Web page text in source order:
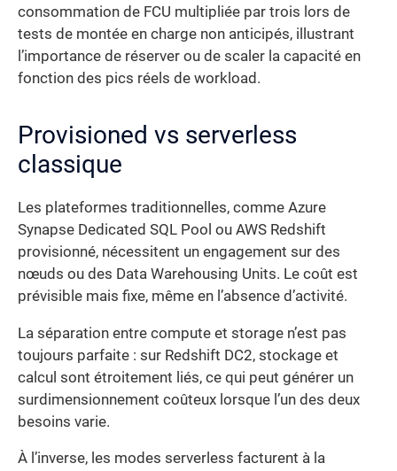
consommation de FCU multipliée par trois lors de
tests de montée en charge non anticipés, illustrant
l’importance de réserver ou de scaler la capacité en
fonction des pics réels de workload.
Provisioned vs serverless
classique
Les plateformes traditionnelles, comme Azure
Synapse Dedicated SQL Pool ou AWS Redshift
provisionné, nécessitent un engagement sur des
nœuds ou des Data Warehousing Units. Le coût est
prévisible mais fixe, même en l’absence d’activité.
La séparation entre compute et storage n’est pas
toujours parfaite : sur Redshift DC2, stockage et
calcul sont étroitement liés, ce qui peut générer un
surdimensionnement coûteux lorsque l’un des deux
besoins varie.
À l’inverse, les modes serverless facturent à la